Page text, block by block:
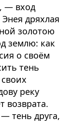
— вход
дряхлая
золотою
землю: как
о своём
тень
реку
возврата.
тень друга,